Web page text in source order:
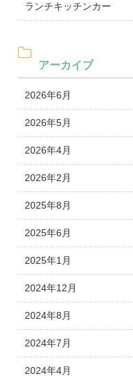
ランチキッチンカー
アーカイブ
2026年6月
2026年5月
2026年4月
2026年2月
2025年8月
2025年6月
2025年1月
2024年12月
2024年8月
2024年7月
2024年4月